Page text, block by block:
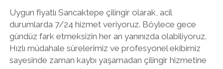
Uygun fiyatlı Sancaktepe çilingir olarak, acil
durumlarda 7/24 hizmet veriyoruz. Böylece gece
gündüz fark etmeksizin her an yanınızda olabiliyoruz.
Hızlı müdahale sürelerimiz ve profesyonel ekibimiz
sayesinde zaman kaybı yaşamadan çilingir hizmetine